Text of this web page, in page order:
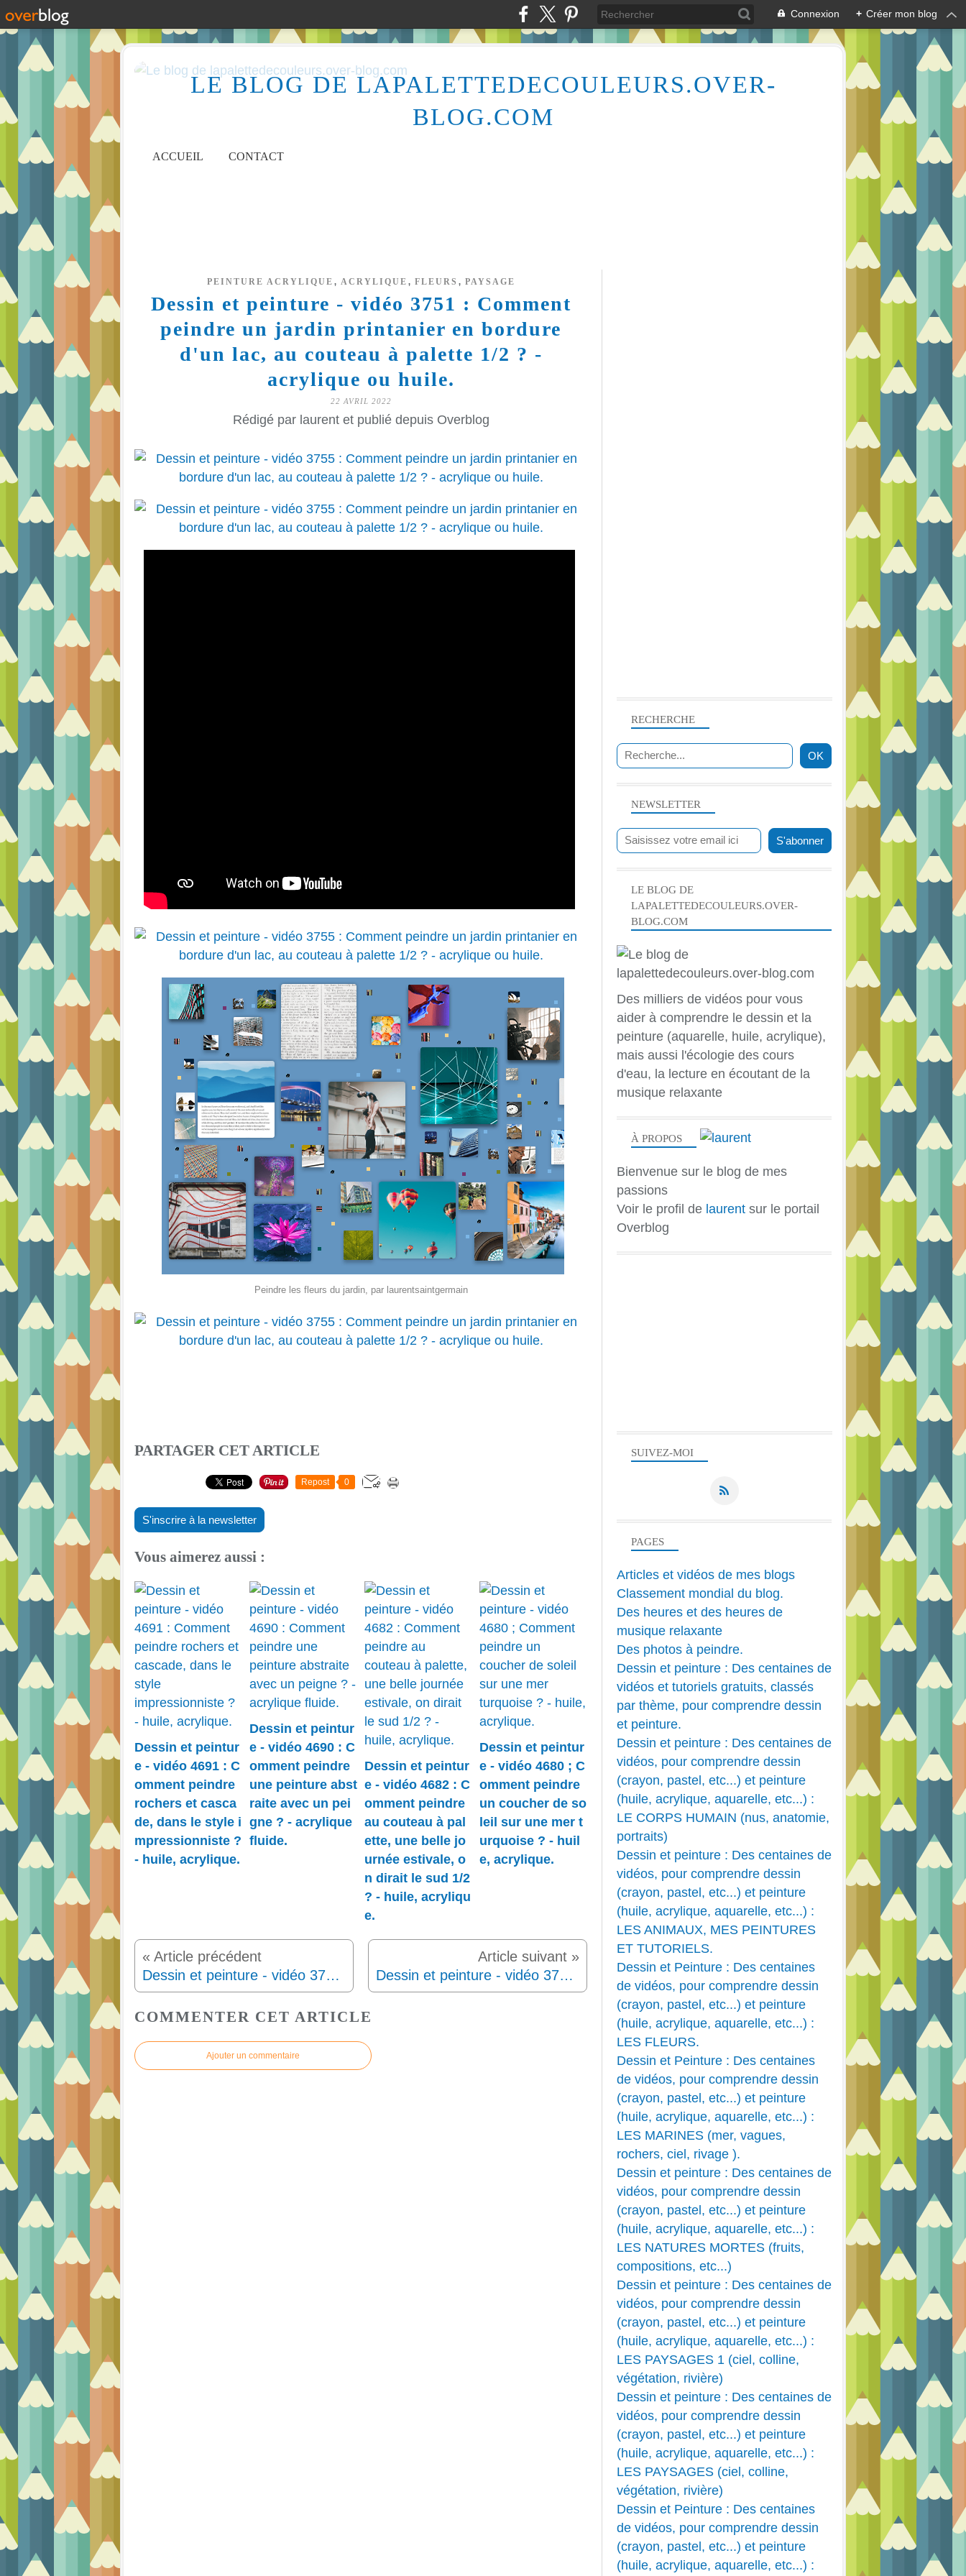
Connexion + Créer mon blog
LE BLOG DE LAPALETTEDECOULEURS.OVER-
BLOG.COM
ACCUEIL CONTACT
PEINTURE ACRYLIQUE , ACRYLIQUE , FLEURS , PAYSAGE
Dessin et peinture - vidéo 3751 : Comment
peindre un jardin printanier en bordure
d'un lac, au couteau à palette 1/2 ? -
acrylique ou huile.
22 AVRIL 2022
Rédigé par laurent et publié depuis Overblog
Peindre les fleurs du jardin, par laurentsaintgermain
PARTAGER CET ARTICLE
Repost 0
S'inscrire à la newsletter
Vous aimerez aussi :
Dessin et peintur
e - vidéo 4691 : C
omment peindre
rochers et casca
de, dans le style i
mpressionniste ?
- huile, acrylique.
Dessin et peintur
e - vidéo 4690 : C
omment peindre
une peinture abst
raite avec un pei
gne ? - acrylique
fluide.
Dessin et peintur
e - vidéo 4682 : C
omment peindre
au couteau à pal
ette, une belle jo
urnée estivale, o
n dirait le sud 1/2
? - huile, acryliqu
e.
Dessin et peintur
e - vidéo 4680 ; C
omment peindre
un coucher de so
leil sur une mer t
urquoise ? - huil
e, acrylique.
Dessin et peinture - vidéo 3750 : Comment peindre au couteau à palette des ilots rocheux dans la mer 2/2 ? - Huile ou acrylique. Dessin et peinture - vidéo 3752 : Comment peindre un jardin printanier en bordure d'un lac, au couteau à palette 2/2 ? - acrylique ou huile.
COMMENTER CET ARTICLE
Ajouter un commentaire
NEWSLETTER
SUIVEZ-MOI
RECHERCHE
LE BLOG DE
LAPALETTEDECOULEURS.OVER-
BLOG.COM
Des milliers de vidéos pour vous
aider à comprendre le dessin et la
peinture (aquarelle, huile, acrylique),
mais aussi l'écologie des cours
d'eau, la lecture en écoutant de la
musique relaxante
À PROPOS
Bienvenue sur le blog de mes
passions
Voir le profil de laurent sur le portail
Overblog
PAGES
Articles et vidéos de mes blogs
Classement mondial du blog.
Des heures et des heures de
musique relaxante
Des photos à peindre.
Dessin et peinture : Des centaines de
vidéos et tutoriels gratuits, classés
par thème, pour comprendre dessin
et peinture.
Dessin et peinture : Des centaines de
vidéos, pour comprendre dessin
(crayon, pastel, etc...) et peinture
(huile, acrylique, aquarelle, etc...) :
LE CORPS HUMAIN (nus, anatomie,
portraits)
Dessin et peinture : Des centaines de
vidéos, pour comprendre dessin
(crayon, pastel, etc...) et peinture
(huile, acrylique, aquarelle, etc...) :
LES ANIMAUX, MES PEINTURES
ET TUTORIELS.
Dessin et Peinture : Des centaines
de vidéos, pour comprendre dessin
(crayon, pastel, etc...) et peinture
(huile, acrylique, aquarelle, etc...) :
LES FLEURS.
Dessin et Peinture : Des centaines
de vidéos, pour comprendre dessin
(crayon, pastel, etc...) et peinture
(huile, acrylique, aquarelle, etc...) :
LES MARINES (mer, vagues,
rochers, ciel, rivage ).
Dessin et peinture : Des centaines de
vidéos, pour comprendre dessin
(crayon, pastel, etc...) et peinture
(huile, acrylique, aquarelle, etc...) :
LES NATURES MORTES (fruits,
compositions, etc...)
Dessin et peinture : Des centaines de
vidéos, pour comprendre dessin
(crayon, pastel, etc...) et peinture
(huile, acrylique, aquarelle, etc...) :
LES PAYSAGES 1 (ciel, colline,
végétation, rivière)
Dessin et peinture : Des centaines de
vidéos, pour comprendre dessin
(crayon, pastel, etc...) et peinture
(huile, acrylique, aquarelle, etc...) :
LES PAYSAGES (ciel, colline,
végétation, rivière)
Dessin et Peinture : Des centaines
de vidéos, pour comprendre dessin
(crayon, pastel, etc...) et peinture
(huile, acrylique, aquarelle, etc...) :